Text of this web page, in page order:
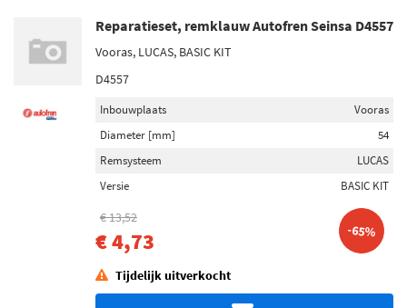
Reparatieset, remklauw Autofren Seinsa D4557
Vooras, LUCAS, BASIC KIT
D4557
Inbouwplaats
Vooras
Diameter [mm]
54
Remsysteem
LUCAS
Versie
BASIC KIT
€ 13,52
€ 4,73 -65%
Tijdelijk uitverkocht